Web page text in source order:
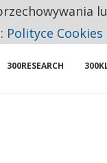
PRACY
300RESEARCH
Polityce Cookies